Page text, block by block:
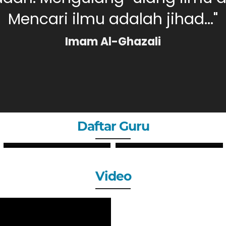
Mencari ilmu adalah jihad..."
Imam Al-Ghazali
Daftar GuruMERI DAHLIA, S.Pd
Video